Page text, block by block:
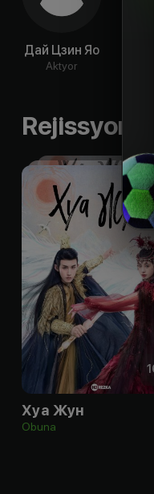
Дай Цзин Яо
Aktyor
Хуа Жун
Obuna